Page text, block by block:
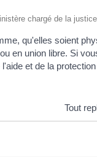
chargé de la justice
qu'elles soient
en union libre. Si
et de la
Tout